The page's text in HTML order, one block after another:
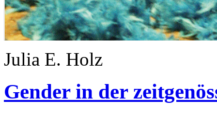
Julia E. Holz
Gender in der